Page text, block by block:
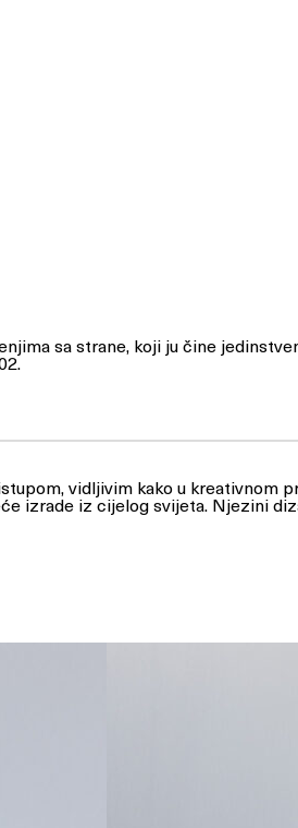
sa strane, koji ju čine
vidljivim kako u kreativnom
izrade iz cijelog svijeta. Njezini